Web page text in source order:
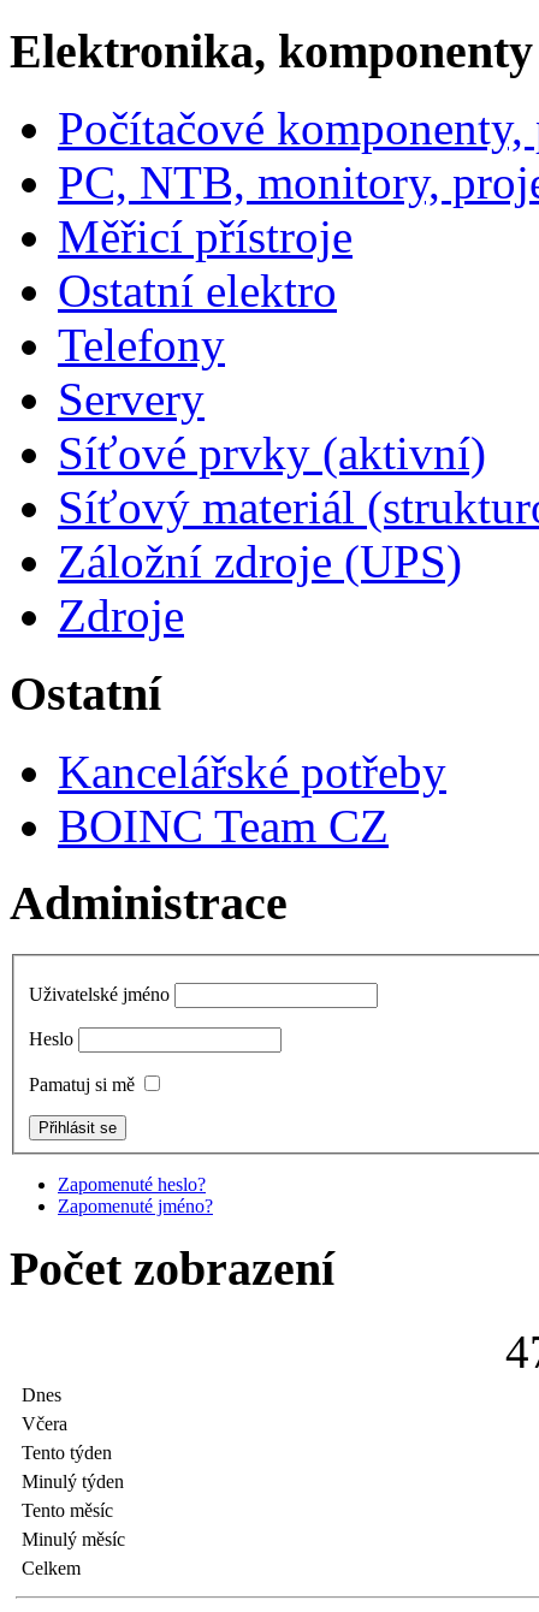
Elektronika, komponenty
Počítačové
PC, NTB, monitory,
Měřicí přístroje
Ostatní elektro
Telefony
Servery
Síťové prvky (aktivní)
Síťový materiál
Záložní zdroje (UPS)
Zdroje
Ostatní
Kancelářské potřeby
BOINC Team CZ
Administrace
Uživatelské jméno
Heslo
Pamatuj si mě
Zapomenuté heslo?
Zapomenuté jméno?
Počet zobrazení
4
Dnes
Včera
Tento týden
Minulý týden
Tento měsíc
Minulý měsíc
Celkem